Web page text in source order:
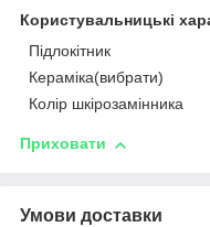
Користувальницькі
Підлокітник
Кераміка(вибрати)
Колір шкірозамінника
Приховати
Умови доставки